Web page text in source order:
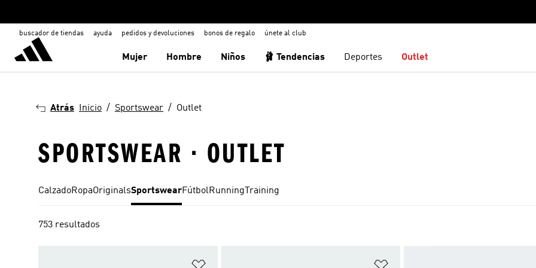
buscador de tiendas ayuda pedidos y devoluciones bonos de regalo únete al club
Mujer Hombre Niños 🩰 Tendencias Deportes Outlet
Atrás Inicio Sportswear Outlet
SPORTSWEAR · OUTLET
CalzadoRopaOriginalsSportswearFútbolRunning Training
753 resultados